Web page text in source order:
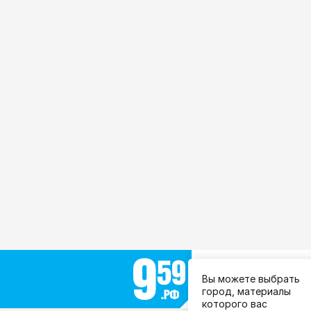
Все города
Вы можете выбрать
город, материалы
которого вас